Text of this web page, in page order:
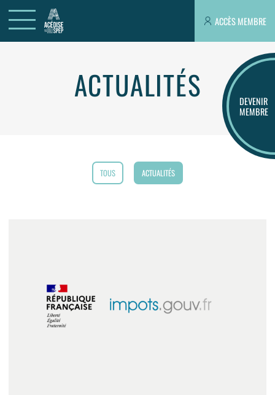
ACCÈS MEMBRE
DEVENIR
MEMBRE
ACTUALITÉS
TOUS ACTUALITÉS